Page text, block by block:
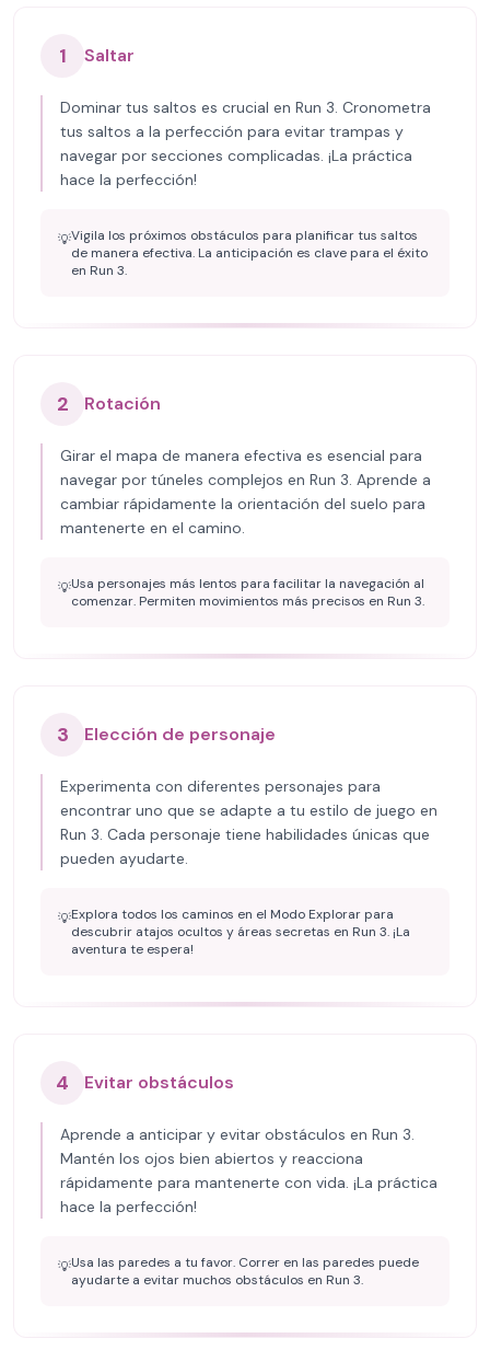
1 Saltar
Dominar tus saltos es crucial en Run 3. Cronometra
tus saltos a la perfección para evitar trampas y
navegar por secciones complicadas. ¡La práctica
hace la perfección!
💡Vigila los próximos obstáculos para planificar tus saltos
de manera efectiva. La anticipación es clave para el éxito
en Run 3.
2 Rotación
Girar el mapa de manera efectiva es esencial para
navegar por túneles complejos en Run 3. Aprende a
cambiar rápidamente la orientación del suelo para
mantenerte en el camino.
💡Usa personajes más lentos para facilitar la navegación al
comenzar. Permiten movimientos más precisos en Run 3.
3 Elección de personaje
Experimenta con diferentes personajes para
encontrar uno que se adapte a tu estilo de juego en
Run 3. Cada personaje tiene habilidades únicas que
pueden ayudarte.
💡Explora todos los caminos en el Modo Explorar para
descubrir atajos ocultos y áreas secretas en Run 3. ¡La
aventura te espera!
4 Evitar obstáculos
Aprende a anticipar y evitar obstáculos en Run 3.
Mantén los ojos bien abiertos y reacciona
rápidamente para mantenerte con vida. ¡La práctica
hace la perfección!
💡Usa las paredes a tu favor. Correr en las paredes puede
ayudarte a evitar muchos obstáculos en Run 3.